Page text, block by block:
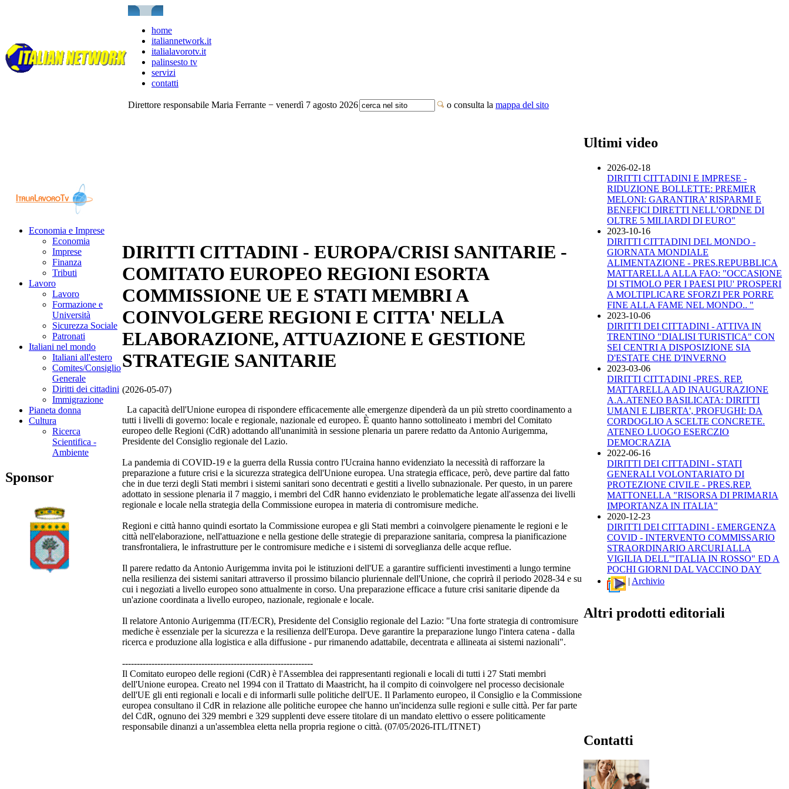
home
italiannetwork.it
italialavorotv.it
palinsesto tv
servizi
contatti
Direttore responsabile Maria Ferrante − venerdì 7 agosto 2026 o consulta la mappa del sito
Economia e Imprese
Economia
Imprese
Finanza
Tributi
Lavoro
Lavoro
Formazione e
Università
Sicurezza Sociale
Patronati
Italiani nel mondo
Italiani all'estero
Comites/Consiglio
Generale
Diritti dei cittadini
Immigrazione
Pianeta donna
Cultura
Ricerca
Scientifica -
Ambiente
Sponsor
DIRITTI CITTADINI - EUROPA/CRISI SANITARIE -
COMITATO EUROPEO REGIONI ESORTA
COMMISSIONE UE E STATI MEMBRI A
COINVOLGERE REGIONI E CITTA' NELLA
ELABORAZIONE, ATTUAZIONE E GESTIONE
STRATEGIE SANITARIE
(2026-05-07)
La capacità dell'Unione europea di rispondere efficacemente alle emergenze dipenderà da un più stretto coordinamento a
tutti i livelli di governo: locale e regionale, nazionale ed europeo. È quanto hanno sottolineato i membri del Comitato
europeo delle Regioni (CdR) adottando all'unanimità in sessione plenaria un parere redatto da Antonio Aurigemma,
Presidente del Consiglio regionale del Lazio.
La pandemia di COVID-19 e la guerra della Russia contro l'Ucraina hanno evidenziato la necessità di rafforzare la
preparazione a future crisi e la sicurezza strategica dell'Unione europea. Una strategia efficace, però, deve partire dal fatto
che in due terzi degli Stati membri i sistemi sanitari sono decentrati e gestiti a livello subnazionale. Per questo, in un parere
adottato in sessione plenaria il 7 maggio, i membri del CdR hanno evidenziato le problematiche legate all'assenza dei livelli
regionale e locale nella strategia della Commissione europea in materia di contromisure mediche.
Regioni e città hanno quindi esortato la Commissione europea e gli Stati membri a coinvolgere pienamente le regioni e le
città nell'elaborazione, nell'attuazione e nella gestione delle strategie di preparazione sanitaria, compresa la pianificazione
transfrontaliera, le infrastrutture per le contromisure mediche e i sistemi di sorveglianza delle acque reflue.
Il parere redatto da Antonio Aurigemma invita poi le istituzioni dell'UE a garantire sufficienti investimenti a lungo termine
nella resilienza dei sistemi sanitari attraverso il prossimo bilancio pluriennale dell'Unione, che coprirà il periodo 2028-34 e su
cui i negoziati a livello europeo sono attualmente in corso. Una preparazione efficace a future crisi sanitarie dipende da
un'azione coordinata a livello europeo, nazionale, regionale e locale.
Il relatore Antonio Aurigemma (IT/ECR), Presidente del Consiglio regionale del Lazio: "Una forte strategia di contromisure
mediche è essenziale per la sicurezza e la resilienza dell'Europa. Deve garantire la preparazione lungo l'intera catena - dalla
ricerca e produzione alla logistica e alla diffusione - pur rimanendo adattabile, decentrata e allineata ai sistemi nazionali".
-----------------------------------------------------------------
Il Comitato europeo delle regioni (CdR) è l'Assemblea dei rappresentanti regionali e locali di tutti i 27 Stati membri
dell'Unione europea. Creato nel 1994 con il Trattato di Maastricht, ha il compito di coinvolgere nel processo decisionale
dell'UE gli enti regionali e locali e di informarli sulle politiche dell'UE. Il Parlamento europeo, il Consiglio e la Commissione
europea consultano il CdR in relazione alle politiche europee che hanno un'incidenza sulle regioni e sulle città. Per far parte
del CdR, ognuno dei 329 membri e 329 supplenti deve essere titolare di un mandato elettivo o essere politicamente
responsabile dinanzi a un'assemblea eletta nella propria regione o città. (07/05/2026-ITL/ITNET)
Ultimi video
2026-02-18
DIRITTI CITTADINI E IMPRESE -
RIDUZIONE BOLLETTE: PREMIER
MELONI: GARANTIRA’ RISPARMI E
BENEFICI DIRETTI NELL’ORDNE DI
OLTRE 5 MILIARDI DI EURO"
2023-10-16
DIRITTI CITTADINI DEL MONDO -
GIORNATA MONDIALE
ALIMENTAZIONE - PRES.REPUBBLICA
MATTARELLA ALLA FAO: "OCCASIONE
DI STIMOLO PER I PAESI PIU' PROSPERI
A MOLTIPLICARE SFORZI PER PORRE
FINE ALLA FAME NEL MONDO.. "
2023-10-06
DIRITTI DEI CITTADINI - ATTIVA IN
TRENTINO "DIALISI TURISTICA" CON
SEI CENTRI A DISPOSIZIONE SIA
D'ESTATE CHE D'INVERNO
2023-03-06
DIRITTI CITTADINI -PRES. REP.
MATTARELLA AD INAUGURAZIONE
A.A.ATENEO BASILICATA: DIRITTI
UMANI E LIBERTA', PROFUGHI: DA
CORDOGLIO A SCELTE CONCRETE.
ATENEO LUOGO ESERCZIO
DEMOCRAZIA
2022-06-16
DIRITTI DEI CITTADINI - STATI
GENERALI VOLONTARIATO DI
PROTEZIONE CIVILE - PRES.REP.
MATTONELLA "RISORSA DI PRIMARIA
IMPORTANZA IN ITALIA"
2020-12-23
DIRITTI DEI CITTADINI - EMERGENZA
COVID - INTERVENTO COMMISSARIO
STRAORDINARIO ARCURI ALLA
VIGILIA DELL'"ITALIA IN ROSSO" ED A
POCHI GIORNI DAL VACCINO DAY
| Archivio
Altri prodotti editoriali
Contatti